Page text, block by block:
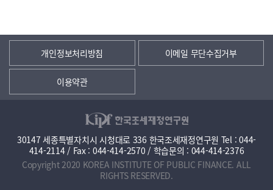
개인정보처리방침 이메일 무단수집거부
이용약관
30147 세종특별자치시 시청대로 336 한국조세재정연구원 Tel : 044-
414-2114 / Fax : 044-414-2570 / 학습문의 : 044-414-2376
Copyright 2020 KOREA INSTITUTE OF PUBLIC FINANCE. ALL
RIGHTS RESERVED.